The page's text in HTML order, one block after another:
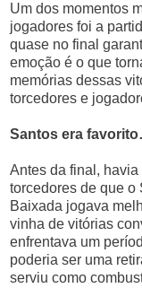
Um dos momentos
jogadores foi a
quase no final
emoção é o que
memórias dessas
torcedores e
Santos era
Antes da final,
torcedores de que o
Baixada jogava
vinha de vitórias
enfrentava um
poderia ser uma
serviu como